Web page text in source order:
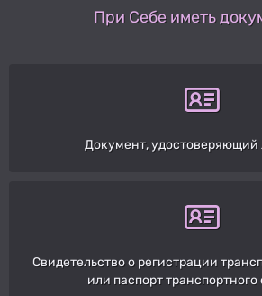
При Себе иметь
Документ, удостоверяющий
Свидетельство о регистрации
или паспорт транспортного